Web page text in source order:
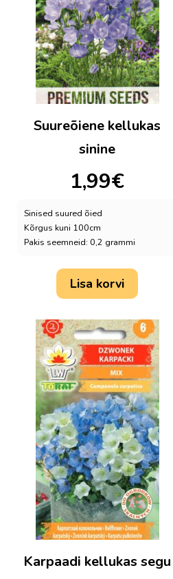
Suureõiene kellukas
sinine
1,99€
Sinised suured õied
Kõrgus kuni 100cm
Pakis seemneid: 0,2 grammi
Lisa korvi
Karpaadi kellukas segu